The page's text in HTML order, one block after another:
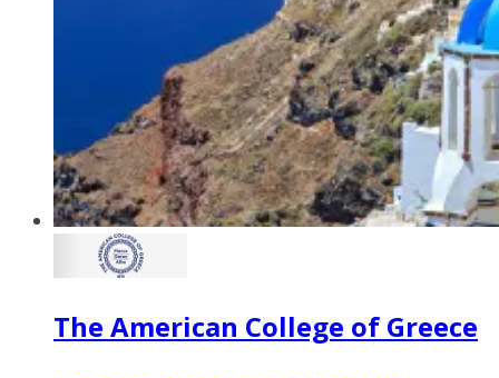
The American College of Greece